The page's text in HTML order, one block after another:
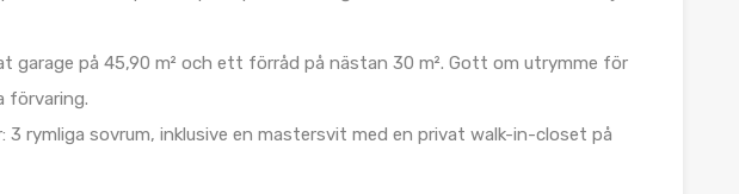
garage på 45,90 m² och ett förråd på nästan 30 m². Gott om utrymme för
förvaring.
3 rymliga sovrum, inklusive en mastersvit med en privat walk-in-closet på